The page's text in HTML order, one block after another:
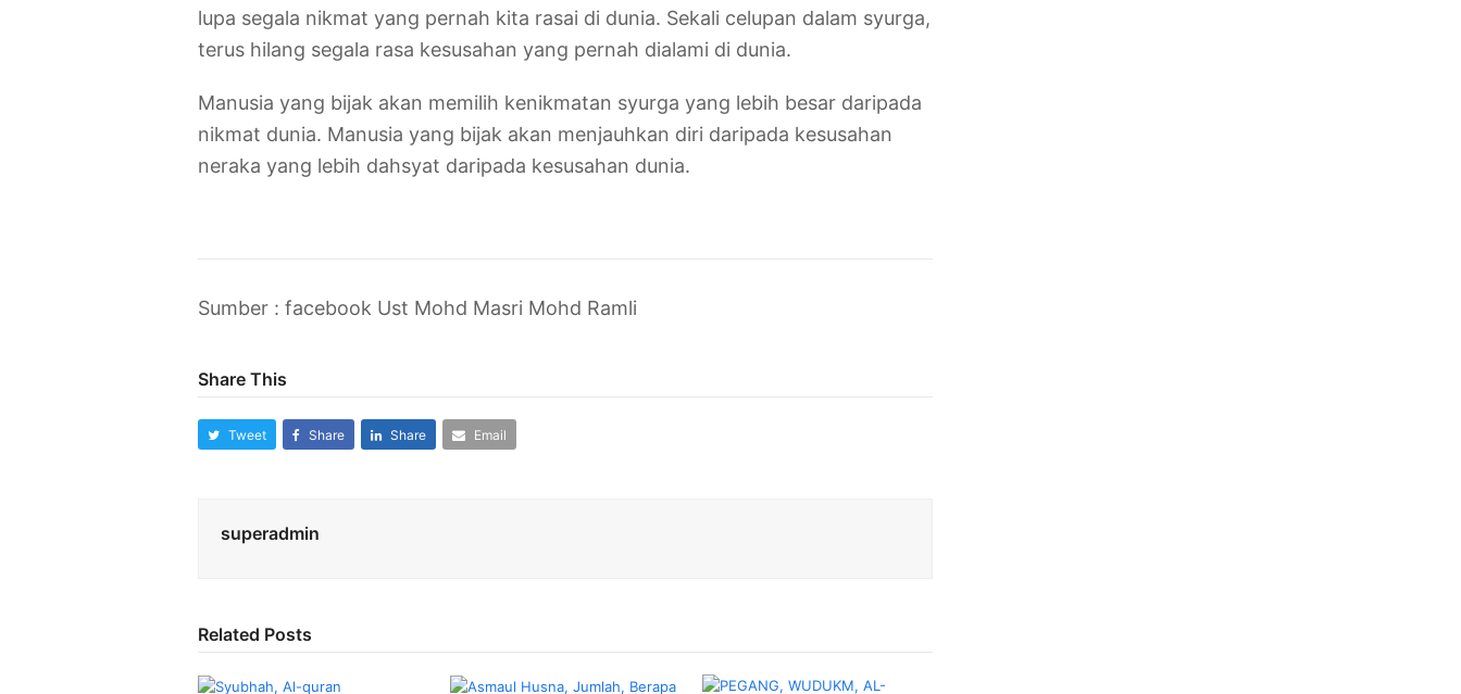
lupa segala nikmat yang pernah kita rasai di dunia. Sekali celupan dalam syurga,
terus hilang segala rasa kesusahan yang pernah dialami di dunia.
Manusia yang bijak akan memilih kenikmatan syurga yang lebih besar daripada
nikmat dunia. Manusia yang bijak akan menjauhkan diri daripada kesusahan
neraka yang lebih dahsyat daripada kesusahan dunia.
Sumber : facebook Ust Mohd Masri Mohd Ramli
Share This
Tweet Share Share Email
superadmin
Related Posts